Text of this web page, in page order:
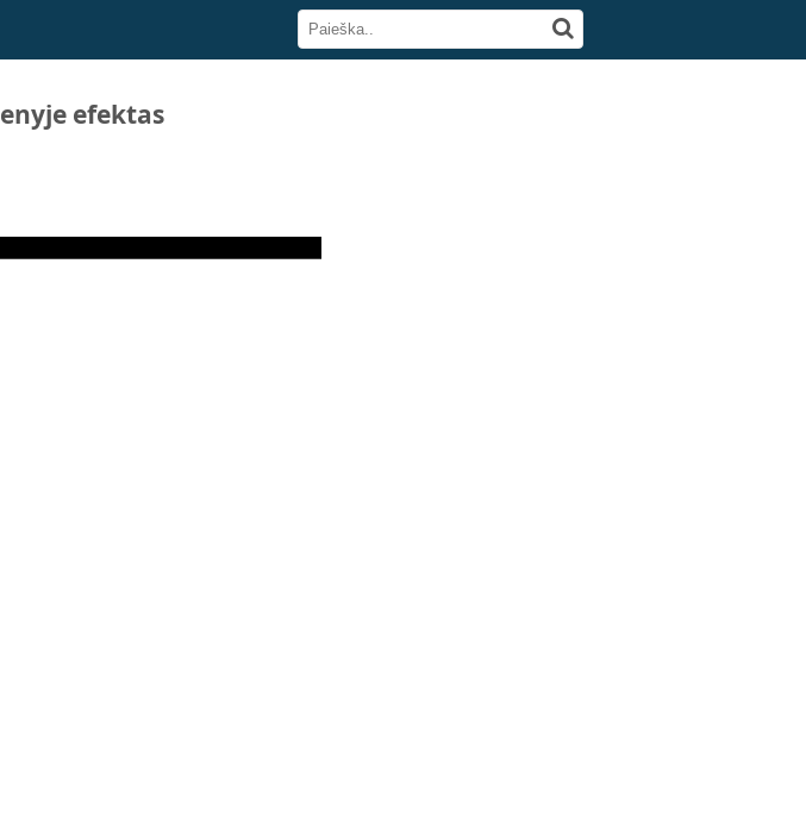
efektas